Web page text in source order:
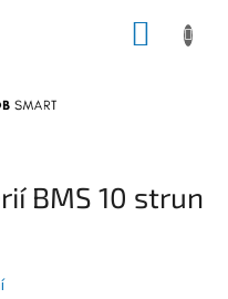
BMS 10 strun